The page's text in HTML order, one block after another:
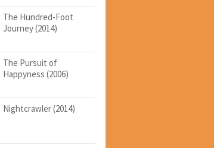
The Hundred-Foot
Journey (2014)
The Pursuit of
Happyness (2006)
Nightcrawler (2014)